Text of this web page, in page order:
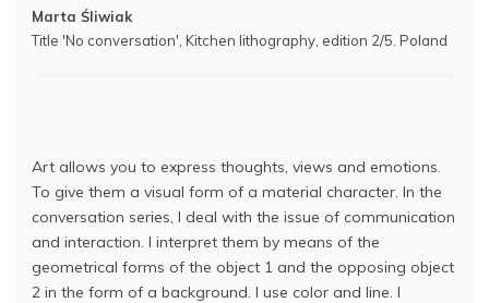
Marta Śliwiak
Title 'No conversation', Kitchen lithography, edition 2/5. Poland
Art allows you to express thoughts, views and emotions.
To give them a visual form of a material character. In the
conversation series, I deal with the issue of communication
and interaction. I interpret them by means of the
geometrical forms of the object 1 and the opposing object
2 in the form of a background. I use color and line. I